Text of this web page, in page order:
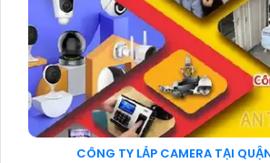
CÔNG TY LẮP CAMERA TẠI